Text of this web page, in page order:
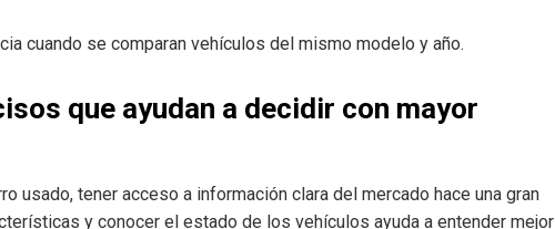
cuando se comparan vehículos del mismo modelo y año.
que ayudan a decidir con mayor
usado, tener acceso a información clara del mercado hace una gran
y conocer el estado de los vehículos ayuda a entender mejor